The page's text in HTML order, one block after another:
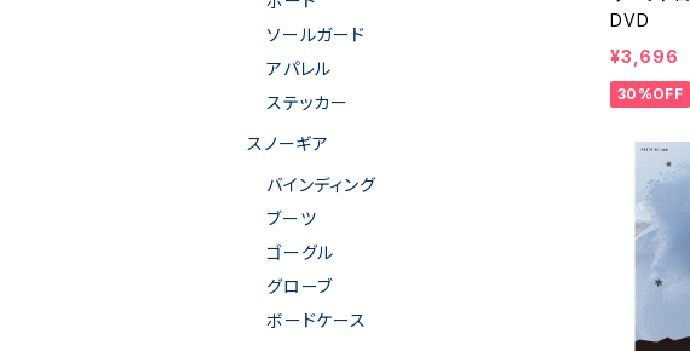
DVD
¥3,696
30%OFF
ソールガード
アパレル
ステッカー
スノーギア
バインディング
ブーツ
ゴーグル
グローブ
ボードケース